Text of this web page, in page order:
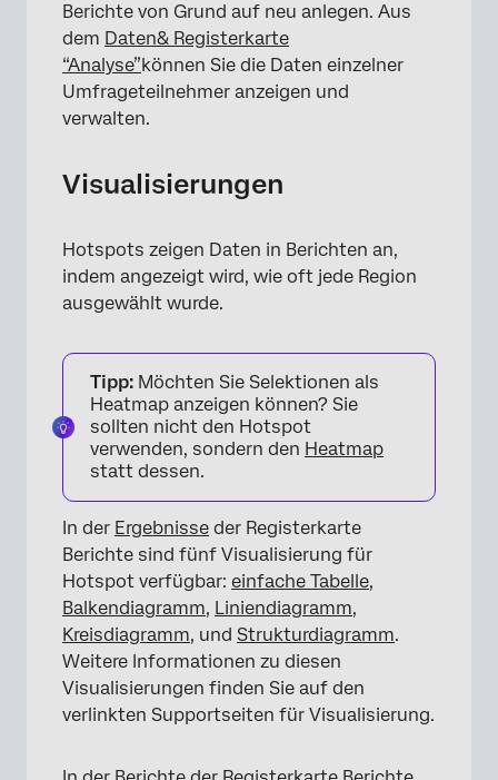
Berichte von Grund auf neu anlegen. Aus
dem Daten& Registerkarte
“Analyse”können Sie die Daten einzelner
Umfrageteilnehmer anzeigen und
verwalten.
Visualisierungen
Hotspots zeigen Daten in Berichten an,
indem angezeigt wird, wie oft jede Region
ausgewählt wurde.
Tipp: Möchten Sie Selektionen als
Heatmap anzeigen können? Sie
sollten nicht den Hotspot
verwenden, sondern den Heatmap
statt dessen.
In der Ergebnisse der Registerkarte
Berichte sind fünf Visualisierung für
Hotspot verfügbar: einfache Tabelle,
Balkendiagramm, Liniendiagramm,
Kreisdiagramm, und Strukturdiagramm.
Weitere Informationen zu diesen
Visualisierungen finden Sie auf den
verlinkten Supportseiten für Visualisierung.